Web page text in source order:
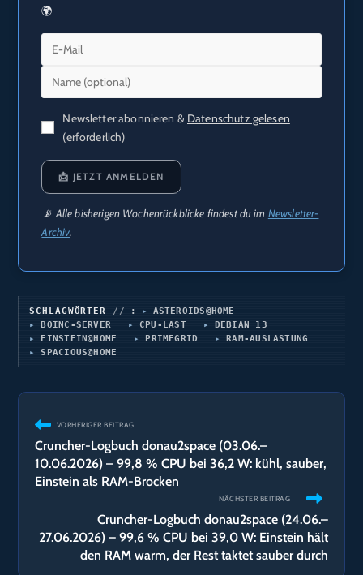
🌍
Newsletter abonnieren & Datenschutz gelesen
(erforderlich)
📩 JETZT ANMELDEN
📡 Alle bisherigen Wochenrückblicke findest du im Newsletter-
Archiv.
SCHLAGWÖRTER :
ASTEROIDS@HOME
BOINC-SERVER
CPU-LAST
DEBIAN 13
EINSTEIN@HOME
PRIMEGRID
RAM-AUSLASTUNG
SPACIOUS@HOME
Weitere
Artikel
ansehen
VORHERIGER BEITRAG
Cruncher-Logbuch donau2space (03.06.–
10.06.2026) – 99,8 % CPU bei 36,2 W: kühl, sauber,
Einstein als RAM-Brocken
NÄCHSTER BEITRAG
Cruncher-Logbuch donau2space (24.06.–
27.06.2026) – 99,6 % CPU bei 39,0 W: Einstein hält
den RAM warm, der Rest taktet sauber durch